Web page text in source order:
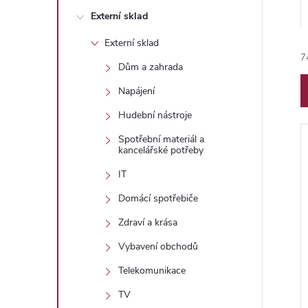
Externí sklad
Externí sklad
Dům a zahrada
Napájení
Hudební nástroje
Spotřební materiál a
kancelářské potřeby
IT
Domácí spotřebiče
Zdraví a krása
Vybavení obchodů
Telekomunikace
TV
a